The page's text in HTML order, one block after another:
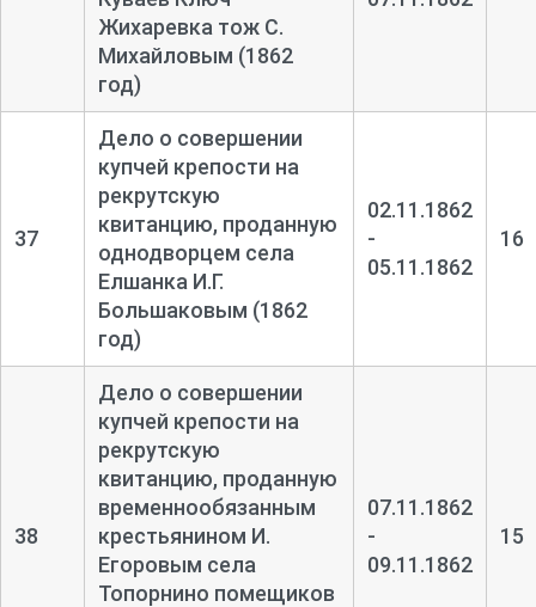
Жихаревка тож С.
Михайловым (1862
год)
37
Дело о совершении
купчей крепости на
рекрутскую
квитанцию, проданную
однодворцем села
Елшанка И.Г.
Большаковым (1862
год)
02.11.1862
-
05.11.1862
16
38
Дело о совершении
купчей крепости на
рекрутскую
квитанцию, проданную
временнообязанным
крестьянином И.
Егоровым села
Топорнино помещиков
07.11.1862
-
09.11.1862
15